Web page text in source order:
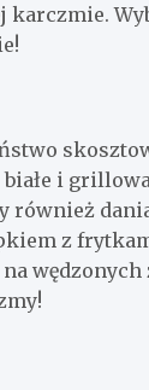
karczmie.
i
również
z